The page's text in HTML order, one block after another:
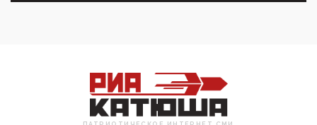
Честно говоря, ситуация с продвижением через
российские крупнейшие СМИ персоны Эррола
Маска (отца Ил...